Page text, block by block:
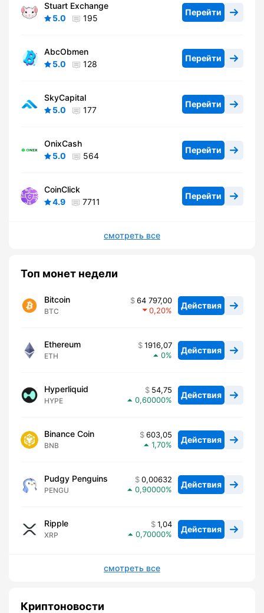
Stuart Exchange
5.0
195
Перейти
AbcObmen
5.0
128
Перейти
SkyCapital
5.0
177
Перейти
OnixCash
5.0
564
Перейти
CoinClick
4.9
7711
Перейти
смотреть все
Топ монет недели
Bitcoin
BTC
64 797,00
0,20
Действия
Ethereum
ETH
1916,07
0
Действия
Hyperliquid
HYPE
54,75
0,60000
Действия
Binance Coin
BNB
603,05
1,70
Действия
Pudgy Penguins
PENGU
0,00632
0,90000
Действия
Ripple
XRP
1,04
0,70000
Действия
смотреть все
Криптоновости